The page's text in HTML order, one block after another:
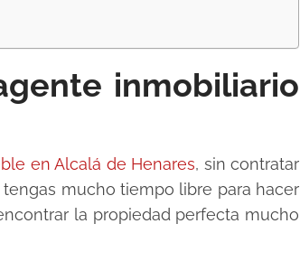
inmobiliario
en Alcalá de Henares, sin contratar
mucho tiempo libre para hacer
la propiedad perfecta mucho